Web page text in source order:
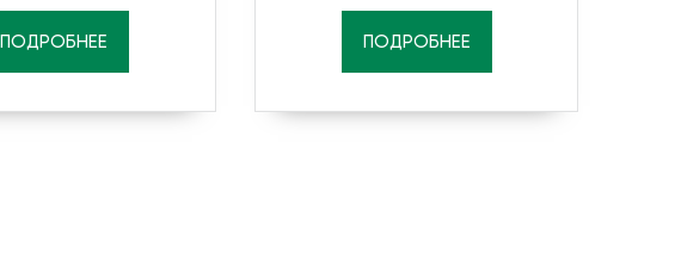
ПОДРОБНЕЕ ПОДРОБНЕЕ